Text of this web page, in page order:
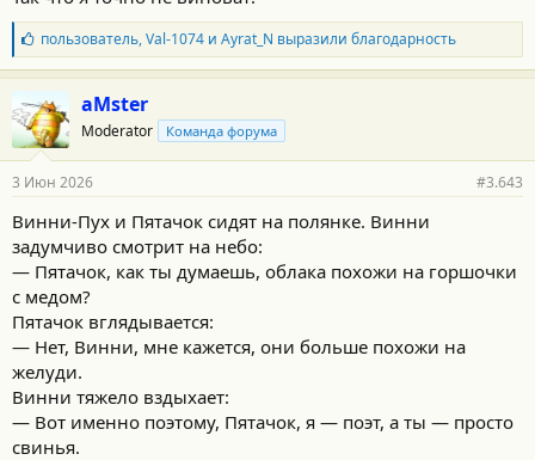
Б
л
а
о
д
а
н
с
т
и
пользователь,Val-1074и Ayrat_N выразили благодарность
aMster
Moderator Команда форума
3 Июн 2026 #3.643
Винни-Пух и Пятачок сидят на полянке. Винни
задумчиво смотрит на небо:
— Пятачок, как ты думаешь, облака похожи на горшочки
с медом?
Пятачок вглядывается:
— Нет, Винни, мне кажется, они больше похожи на
желуди.
Винни тяжело вздыхает:
— Вот именно поэтому, Пятачок, я — поэт, а ты — просто
свинья.